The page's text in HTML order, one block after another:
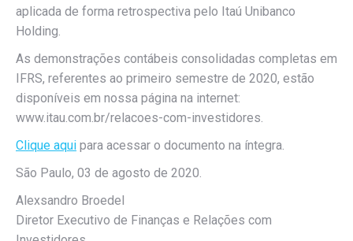
aplicada de forma retrospectiva pelo Itaú Unibanco
Holding.
As demonstrações contábeis consolidadas completas em
IFRS, referentes ao primeiro semestre de 2020, estão
disponíveis em nossa página na internet:
www.itau.com.br/relacoes-com-investidores.
Clique aqui para acessar o documento na íntegra.
São Paulo, 03 de agosto de 2020.
Alexsandro Broedel
Diretor Executivo de Finanças e Relações com